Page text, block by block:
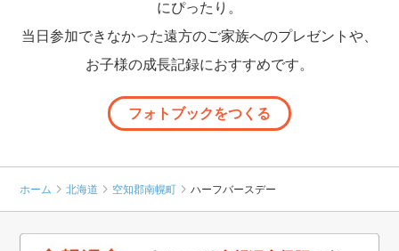
にぴったり。
当日参加できなかった遠方のご家族へのプレゼントや、
お子様の成長記録におすすめです。
フォトブックをつくる
ホーム 北海道 空知郡南幌町 ハーフバースデー